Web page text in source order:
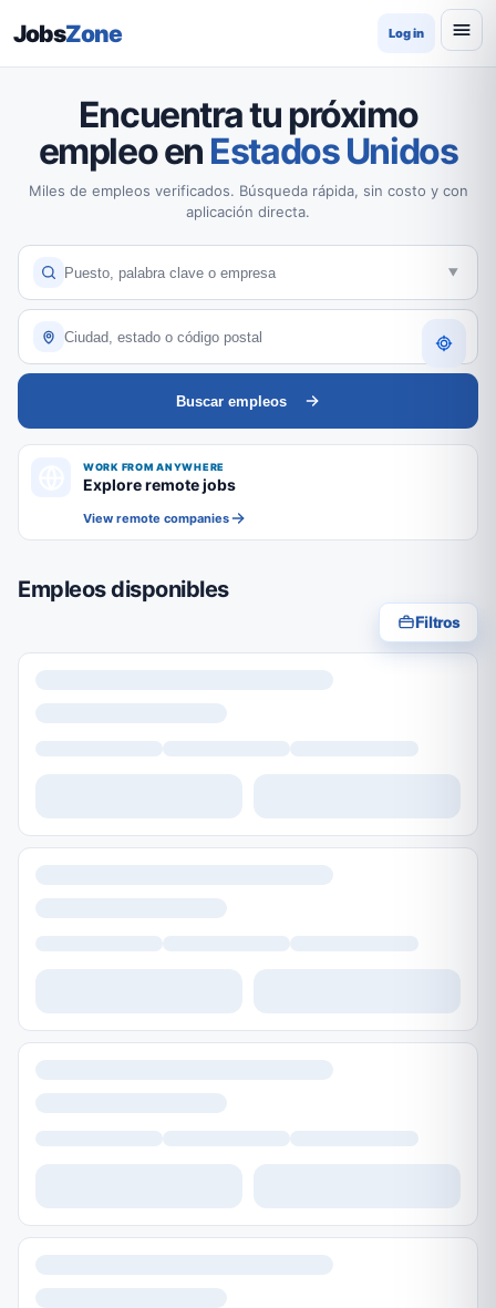
JobsZone Log in
Encuentra tu próximo
empleo en Estados Unidos
Miles de empleos verificados. Búsqueda rápida, sin costo y con
aplicación directa.
Buscar empleos
WORK FROM ANYWHERE
Explore remote jobs
View remote companies
Empleos disponibles
Filtros